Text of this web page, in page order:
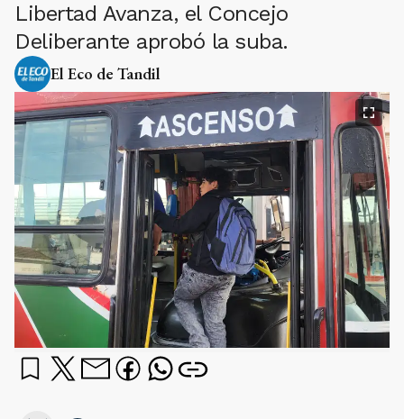
Libertad Avanza, el Concejo
Deliberante aprobó la suba.
El Eco de Tandil